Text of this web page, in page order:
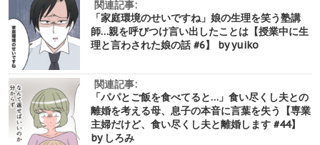
関連記事:
「家庭環境のせいですね」娘の生理を笑う塾講
師…親を呼びつけ言い出したことは【授業中に生
理と言わされた娘の話 #6】 by yuiko
関連記事:
「パパとご飯を食べてると…」食い尽くし夫との
離婚を考える母、息子の本音に言葉を失う【専業
主婦だけど、食い尽くし夫と離婚します #44】
by しろみ